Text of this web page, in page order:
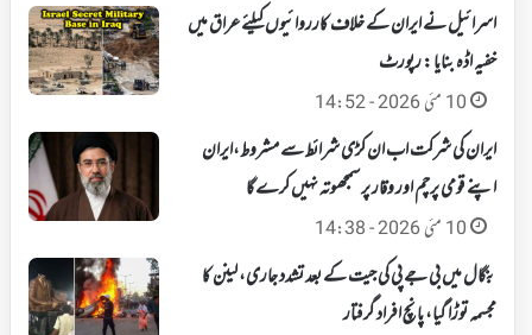
اسرائیل نے ایران کے خلاف کارروائیوں کیلئے عراق میں
خفیہ اڈہ بنایا : رپورٹ
10 مئی 2026 - 14:52
ایران کی شرکت اب ان کڑی شرائط سے مشروط،ایران
اپنے قومی پرچم اور وقار پر سمجھوتہ نہیں کرے گا
10 مئی 2026 - 14:38
بنگال میں بی جے پی کی جیت کے بعد تشدد جاری، لینن کا
مجسمہ توڑا گیا، پانچ افراد گرفتار